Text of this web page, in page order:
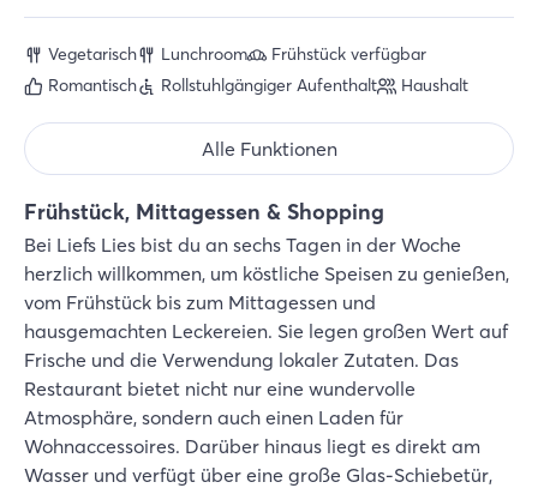
Frühstück, Mittagessen & Shopping
Bei Liefs Lies bist du an sechs Tagen in der Woche
herzlich willkommen, um köstliche Speisen zu genießen,
vom Frühstück bis zum Mittagessen und
hausgemachten Leckereien. Sie legen großen Wert auf
Frische und die Verwendung lokaler Zutaten. Das
Restaurant bietet nicht nur eine wundervolle
Atmosphäre, sondern auch einen Laden für
Wohnaccessoires. Darüber hinaus liegt es direkt am
Wasser und verfügt über eine große Glas-Schiebetür,
Vegetarisch Lunchroom
Frühstück verfügbar
Romantisch
Rollstuhlgängiger Aufenthalt Haushalt
Alle Funktionen